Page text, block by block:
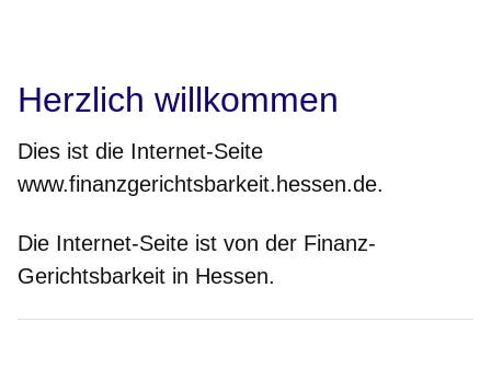
Herzlich willkommen
Dies ist die Internet-Seite
www.finanzgerichtsbarkeit.hessen.de.
Die Internet-Seite ist von der Finanz-
Gerichtsbarkeit in Hessen.